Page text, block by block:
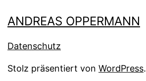
ANDREAS OPPERMANN
Datenschutz
Stolz präsentiert von WordPress.